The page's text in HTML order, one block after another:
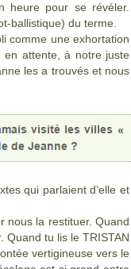
heure pour se révéler.
ballistique) du terme.
comme une exhortation
attente, à notre juste
les a trouvés et nous
qui parlaient d’elle et
nous la restituer. Quand
Quand tu lis le TRISTAN
vertigineuse vers le